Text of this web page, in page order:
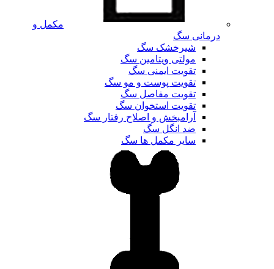
مکمل و
درمانی سگ
شیرخشک سگ
مولتی ویتامین سگ
تقویت ایمنی سگ
تقویت پوست و مو سگ
تقویت مفاصل سگ
تقویت استخوان سگ
آرامبخش و اصلاح رفتار سگ
ضد انگل سگ
سایر مکمل ها سگ